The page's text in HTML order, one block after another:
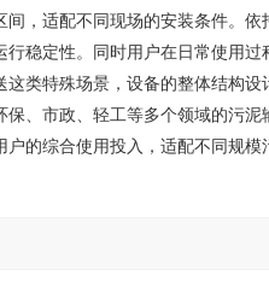
，适配不同现场的安装条件。依
稳定性。同时用户在日常使用过
类特殊场景，设备的整体结构设
、市政、轻工等多个领域的污泥
的综合使用投入，适配不同规模